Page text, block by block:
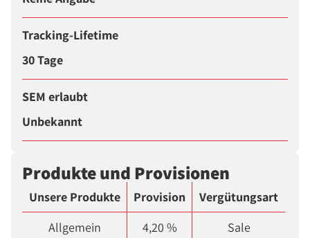
Tracking-Lifetime
30 Tage
SEM erlaubt
Unbekannt
Produkte und Provisionen
Unsere Produkte Provision
Vergütungsart
Allgemein
4,20 % Sale